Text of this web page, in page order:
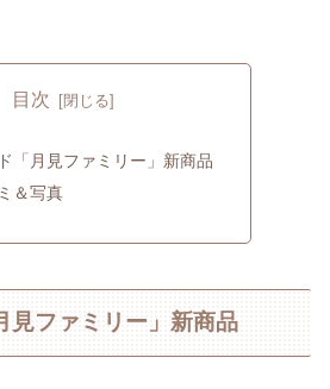
目次
「月見ファミリー」新商品
＆写真
見ファミリー」新商品